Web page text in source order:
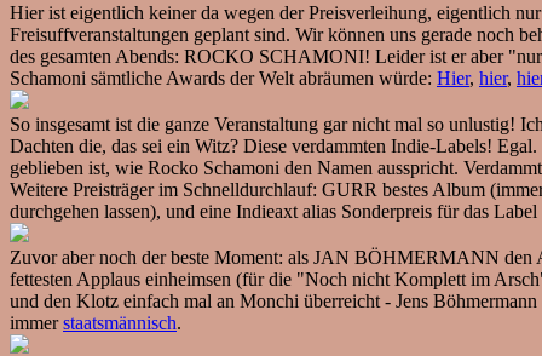
Hier ist eigentlich keiner da wegen der Preisverleihung, eigentlich
Freisuffveranstaltungen geplant sind. Wir können uns gerade noch
des gesamten Abends: ROCKO SCHAMONI! Leider ist er aber
Schamoni sämtliche Awards der Welt abräumen würde: Hier, hier,
So insgesamt ist die ganze Veranstaltung gar nicht mal so unlustig!
Dachten die, das sei ein Witz? Diese verdammten Indie-Labels!
geblieben ist, wie Rocko Schamoni den Namen ausspricht.
Weitere Preisträger im Schnelldurchlauf: GURR bestes Album
durchgehen lassen), und eine Indieaxt alias Sonderpreis für das
Zuvor aber noch der beste Moment: als JAN BÖHMERMANN
fettesten Applaus einheimsen (für die "Noch nicht Komplett im
und den Klotz einfach mal an Monchi überreicht - Jens
immerstaatsmännisch.